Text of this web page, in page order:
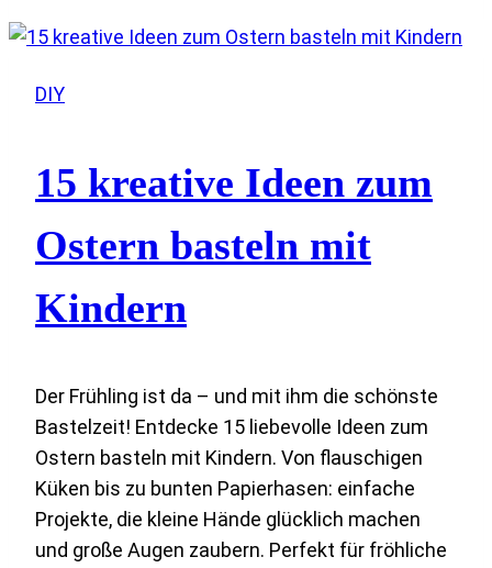
Bastelideen
Garten
und
Balkon
DIY
15 kreative Ideen zum
Ostern basteln mit
Kindern
Der Frühling ist da – und mit ihm die schönste
Bastelzeit! Entdecke 15 liebevolle Ideen zum
Ostern basteln mit Kindern. Von flauschigen
Küken bis zu bunten Papierhasen: einfache
Projekte, die kleine Hände glücklich machen
und große Augen zaubern. Perfekt für fröhliche